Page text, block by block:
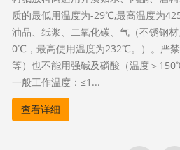
质的最低用温度为-29℃,最高温度为
油品、纸浆、二氧化碳、气（不锈钢
0℃，最高使用温度为232℃。）。严
等）也不能用强碱及磷酸（温度＞
一般工作温度：≤1...
查看详细